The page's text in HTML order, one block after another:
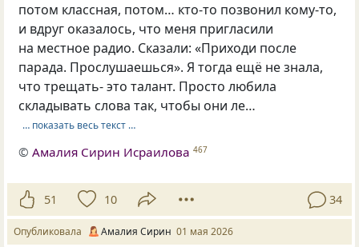
потом классная, потом… кто-то позвонил кому-то,
и вдруг оказалось, что меня пригласили
на местное радио. Сказали: «Приходи после
парада. Прослушаешься». Я тогда ещё не знала,
что трещать- это талант. Просто любила
складывать слова так, чтобы они ле…
… показать весь текст …
©Амалия Сирин Исраилова 467
51 10 34
Опубликовала Амалия Сирин 01 мая 2026